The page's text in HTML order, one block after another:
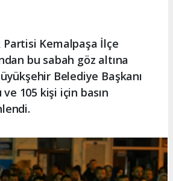
Kemalpaşa İlçe
bu sabah göz altına
Belediye Başkanı
105 kişi için basın